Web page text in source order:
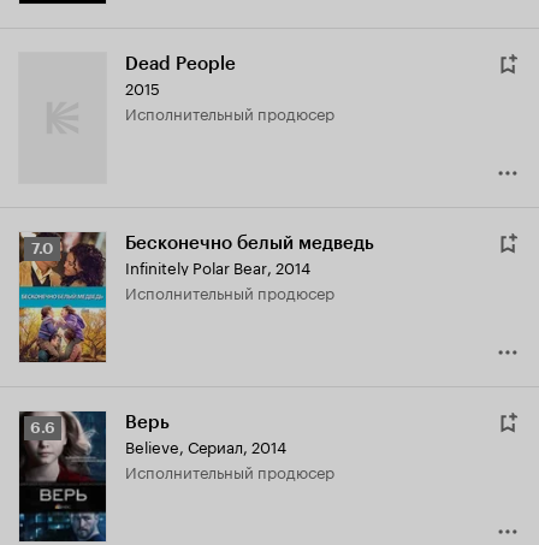
Dead People
2015
исполнительный продюсер
Рейтинг
Кинопоиска
7.0
7.0 Бесконечно белый медведь
Infinitely Polar Bear, 2014
исполнительный продюсер
Рейтинг
Кинопоиска
6.6
6.6 Верь
Believe, Сериал, 2014
исполнительный продюсер